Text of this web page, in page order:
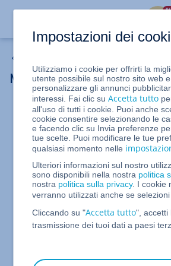
%
Modificare il livello di
Per pacchetti Webhosting
In questo articolo ti mostriamo
livello di performance del tuo
Con diversi livelli di prestazioni,
risorse disponibili per eseguire
qualsiasi momento, senza dover
tariffa. Ti basta ordinare il livello
desiderato su IONOS. Per
diversi livelli di performance,
Impostazioni dei
Utilizziamo i cookie per offrirti la
utente possibile sul nostro sito web
personalizzare gli annunci
interessi. Fai clic suAccetta tutto
all'uso di tutti i cookie. Puoi anche
cookie consentire selezionando le
e facendo clic su Invia preferenze
tue scelte. Puoi modificare le tue
qualsiasi momento nelle
Ulteriori informazioni sul nostro
sono disponibili nella nostra politica
nostra politica sulla privacy. I cookie
verranno utilizzati anche se selezioni
Cliccando su "Accetta tutto", accetti
trasmissione dei tuoi dati a paesi